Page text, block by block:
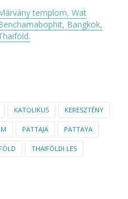
templom, Wat
Bangkok,
KATOLIKUS KERESZTÉNY
PATTAJA PATTAYA
THAIFÖLDI LES